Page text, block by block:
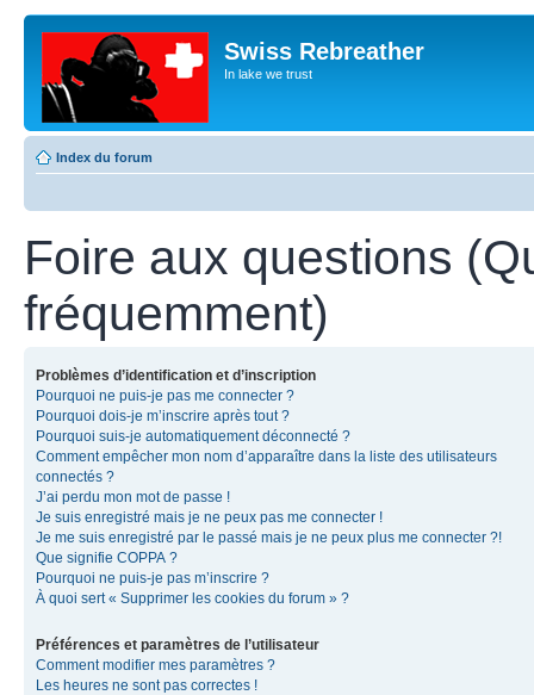
Swiss Rebreather
In lake we trust
Index du forum
Foire aux questions
fréquemment)
Problèmes d’identification et d’inscription
Pourquoi ne puis-je pas me connecter ?
Pourquoi dois-je m’inscrire après tout ?
Pourquoi suis-je automatiquement déconnecté ?
Comment empêcher mon nom d’apparaître dans la liste des utilisateurs
connectés ?
J’ai perdu mon mot de passe !
Je suis enregistré mais je ne peux pas me connecter !
Je me suis enregistré par le passé mais je ne peux plus me connecter ?!
Que signifie COPPA ?
Pourquoi ne puis-je pas m’inscrire ?
À quoi sert « Supprimer les cookies du forum » ?
Préférences et paramètres de l’utilisateur
Comment modifier mes paramètres ?
Les heures ne sont pas correctes !